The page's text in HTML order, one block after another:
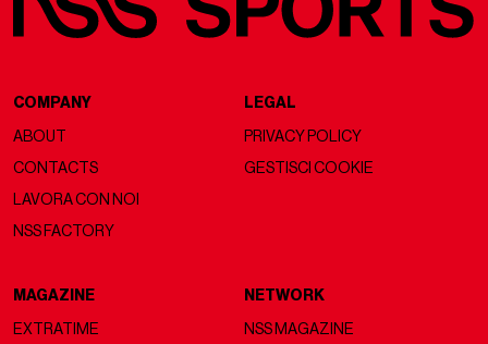
COMPANY
ABOUT
CONTACTS
LAVORA CON NOI
NSS FACTORY
LEGAL
PRIVACY POLICY
GESTISCI COOKIE
MAGAZINE
EXTRATIME
NETWORK
NSS MAGAZINE